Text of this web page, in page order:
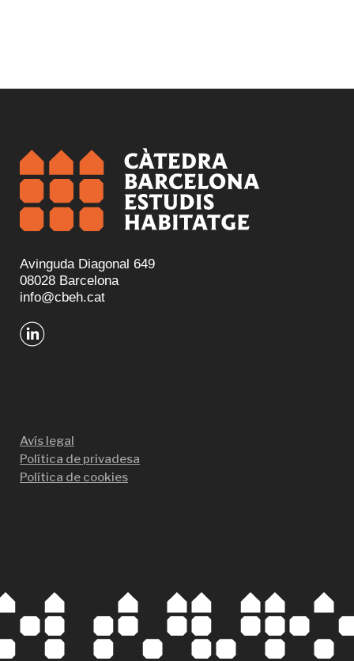
Avinguda Diagonal 649
08028 Barcelona
info@cbeh.cat
Avís legal
Política de privadesa
Política de cookies